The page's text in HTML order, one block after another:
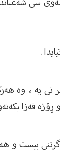
.
نی یە ، وە
ڕۆژە
بیست و